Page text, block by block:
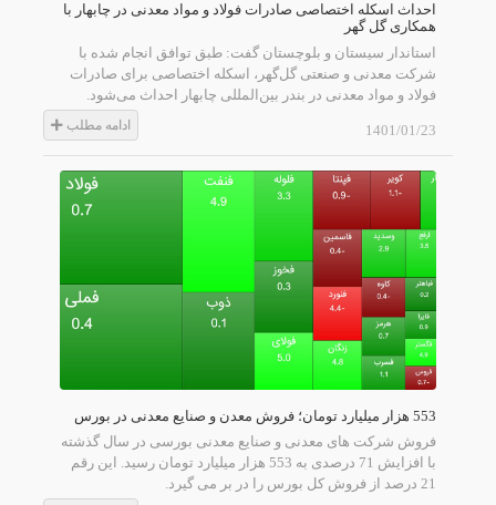
احداث اسکله اختصاصی صادرات فولاد و مواد معدنی در چابهار با
همکاری گل گهر
استاندار سیستان و بلوچستان گفت: طبق توافق انجام شده با
شرکت معدنی و صنعتی گل‌گهر، اسکله اختصاصی برای صادرات
فولاد و مواد معدنی در بندر بین‌المللی چابهار احداث می‌شود.
1401/01/23 ادامه مطلب
553 هزار میلیارد تومان؛ فروش معدن و صنایع معدنی در بورس
فروش شرکت های معدنی و صنایع معدنی بورسی در سال گذشته
با افزایش 71 درصدی به 553 هزار میلیارد تومان رسید. این رقم
21 درصد از فروش کل بورس را در بر می گیرد.